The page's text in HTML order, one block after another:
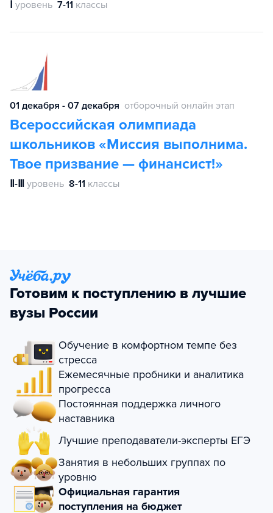
Ⅰ уровень 7-11 классы
01 декабря - 07 декабря отборочный онлайн этап
Всероссийская олимпиада
школьников «Миссия выполнима.
Твое призвание — финансист!»
Ⅱ-Ⅲ уровень 8-11 классы
Готовим к поступлению в лучшие
вузы России
Обучение в комфортном темпе без
стресса
Ежемесячные пробники и аналитика
прогресса
Постоянная поддержка личного
наставника
Лучшие преподаватели-эксперты ЕГЭ
Занятия в небольших группах по
уровню
Официальная гарантия
поступления на бюджет